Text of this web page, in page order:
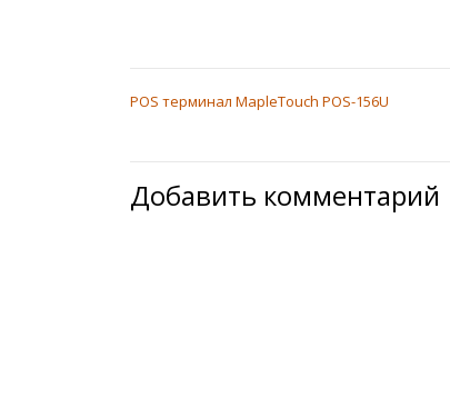
НАВИГАЦИЯ
ЗАПИСЯМ
POS терминал MapleTouch POS-156U
Добавить комментарий